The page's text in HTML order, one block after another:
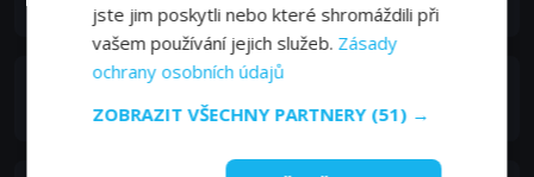
Francesco Corallini
jste jim poskytli nebo které shromáždili při
vašem používání jejich služeb. Zásady
ochrany osobních údajů
ZOBRAZIT VŠECHNY PARTNERY (51) →